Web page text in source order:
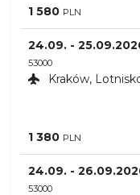
1 580 PLN
24.09. -
53000
Kraków,
1 380 PLN
24.09. -
53000